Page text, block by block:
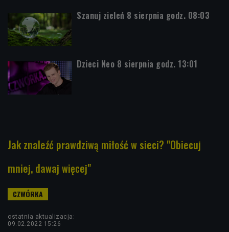
Szanuj zieleń 8 sierpnia godz. 08:03
Dzieci Neo 8 sierpnia godz. 13:01
Jak znaleźć prawdziwą miłość w sieci? "Obiecuj
mniej, dawaj więcej"
ostatnia aktualizacja:
09.02.2022 15:26